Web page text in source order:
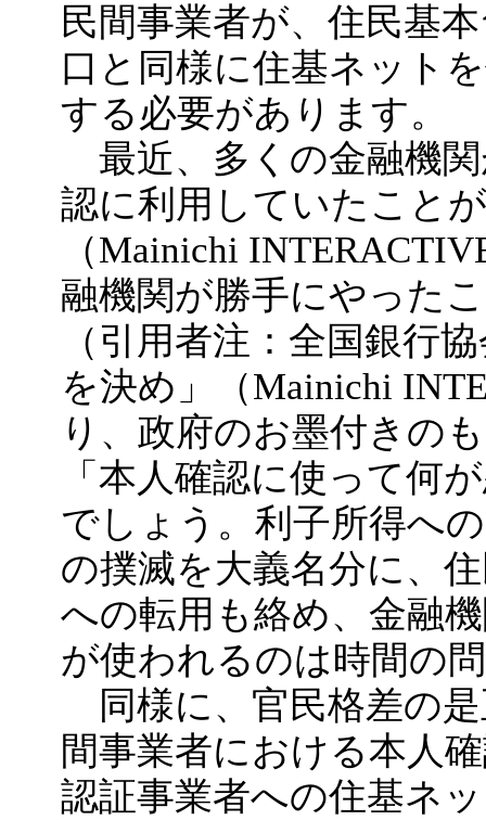
民間事業者が、住民基
口と同様に住基ネット
する必要があります。
最近、多くの金融機
認に利用していたこと
（Mainichi
融機関が勝手にやった
（引用者注：全国銀行
を決め」（Mainichi
り、政府のお墨付きの
「本人確認に使って何
でしょう。利子所得へ
の撲滅を大義名分に、
への転用も絡め、金融
が使われるのは時間の
同様に、官民格差の
間事業者における本人
認証事業者への住基ネ